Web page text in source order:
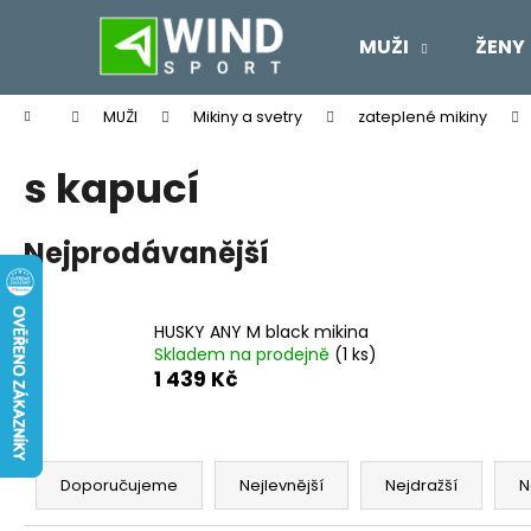
MUŽI ŽENY
Domů MUŽI Mikiny a svetry zateplené mikiny
s kapucí
Nejprodávanější
HUSKY ANY M black mikina
Skladem na prodejně (1 ks)
1 439 Kč
Ř
a
z
Doporučujeme Nejlevnější Nejdražší
í
do
obchodu
do
obchodu